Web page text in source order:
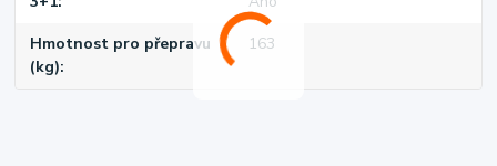
Hmotnost pro přepravu
(kg)
163